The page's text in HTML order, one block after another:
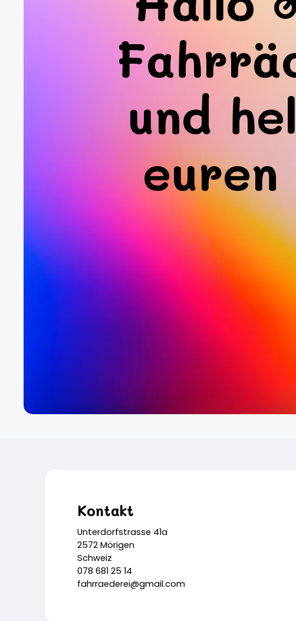
und
Kontakt
Unterdorfstrasse 41a
2572 Mörigen
Schweiz
078 681 25 14
fahrraederei@gmail.com